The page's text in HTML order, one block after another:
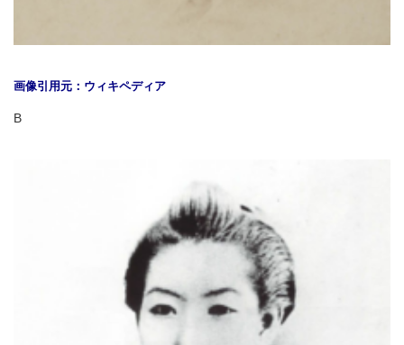
画像引用元：ウィキペディア
B